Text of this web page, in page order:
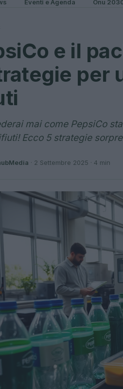
Eventi e Agenda Onu
e il
per
mai come PepsiCo
Ecco 5 strategie
· 2 Settembre 2025 · 4 min